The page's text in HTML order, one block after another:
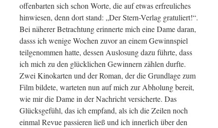
offenbarten sich schon Worte, die auf etwas erfreuliches
hinwiesen, denn dort stand: „Der Stern-Verlag gratuliert!“.
Bei näherer Betrachtung erinnerte mich eine Dame daran,
dasss ich wenige Wochen zuvor an einem Gewinnspiel
teilgenommen hatte, dessen Auslosung dazu führte, dass
ich mich zu den glücklichen Gewinnern zählen durfte.
Zwei Kinokarten und der Roman, der die Grundlage zum
Film bildete, warteten nun auf mich zur Abholung bereit,
wie mir die Dame in der Nachricht versicherte. Das
Glücksgefühl, das ich empfand, als ich die Zeilen noch
einmal Revue passieren ließ und ich innerlich über den